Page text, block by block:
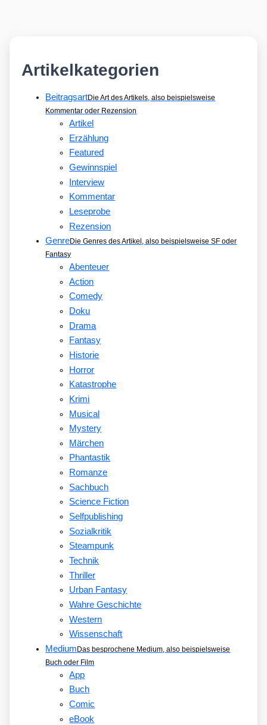
Artikelkategorien
BeitragsartDie Art des Artikels, also beispielsweise
Kommentar oder Rezension
Artikel
Erzählung
Featured
Gewinnspiel
Interview
Kommentar
Leseprobe
Rezension
GenreDie Genres des Artikel, also beispielsweise SF oder
Fantasy
Abenteuer
Action
Comedy
Doku
Drama
Fantasy
Historie
Horror
Katastrophe
Krimi
Musical
Mystery
Märchen
Phantastik
Romanze
Sachbuch
Science Fiction
Selfpublishing
Sozialkritik
Steampunk
Technik
Thriller
Urban Fantasy
Wahre Geschichte
Western
Wissenschaft
MediumDas besprochene Medium, also beispielsweise
Buch oder Film
App
Buch
Comic
eBook